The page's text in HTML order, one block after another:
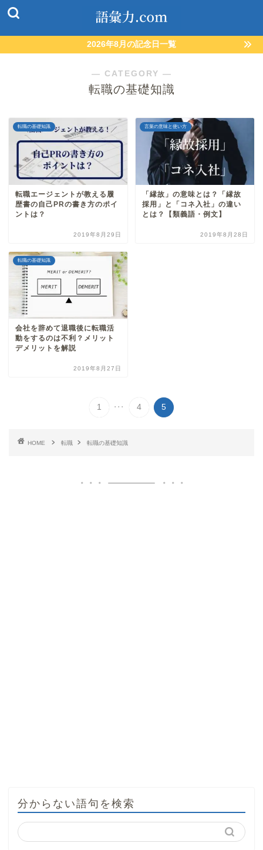
2026年8月の記念日一覧
― CATEGORY ―
転職の基礎知識
転職の基礎知識
転職エージェントが教える履
歴書の自己PRの書き方のポイ
ントは？
2019年8月29日
言葉の意味と使い方
「縁故」の意味とは？「縁故
採用」と「コネ入社」の違い
とは？【類義語・例文】
2019年8月28日
転職の基礎知識
会社を辞めて退職後に転職活
動をするのは不利？メリット
デメリットを解説
2019年8月27日
1 ... 4 5
HOME 転職 転職の基礎知識
分からない語句を検索